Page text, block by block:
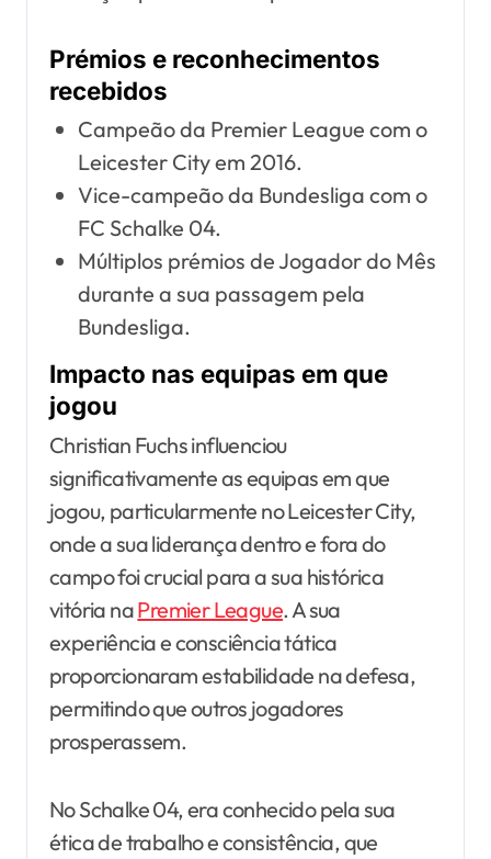
Prémios e reconhecimentos
recebidos
Campeão da Premier League com o
Leicester City em 2016.
Vice-campeão da Bundesliga com o
FC Schalke 04.
Múltiplos prémios de Jogador do Mês
durante a sua passagem pela
Bundesliga.
Impacto nas equipas em que
jogou
Christian Fuchs influenciou
significativamente as equipas em que
jogou, particularmente no Leicester City,
onde a sua liderança dentro e fora do
campo foi crucial para a sua histórica
vitória naPremier League. A sua
experiência e consciência tática
proporcionaram estabilidade na defesa,
permitindo que outros jogadores
prosperassem.
No Schalke 04, era conhecido pela sua
ética de trabalho e consistência, que